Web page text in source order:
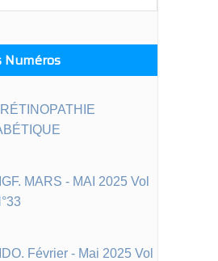
Numéros
RÉTINOPATHIE
MARS - MAI 2025 Vol
Février - Mai 2025 Vol